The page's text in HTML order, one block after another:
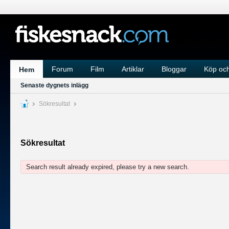
Hem Forum Film Artiklar Bloggar Köp
Senaste dygnets inlägg
Sökresultat
Sökresultat
Search result already expired, please try a new search.